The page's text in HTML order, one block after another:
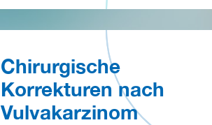
Chirurgische
Korrekturen nach
Vulvakarzinom